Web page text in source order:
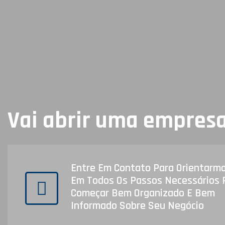
Vai abrir uma
Entre Em Contato Para
Em Todos Os Passos Necessários
Começar Bem Organizado E Bem
Informado Sobre Seu Negócio